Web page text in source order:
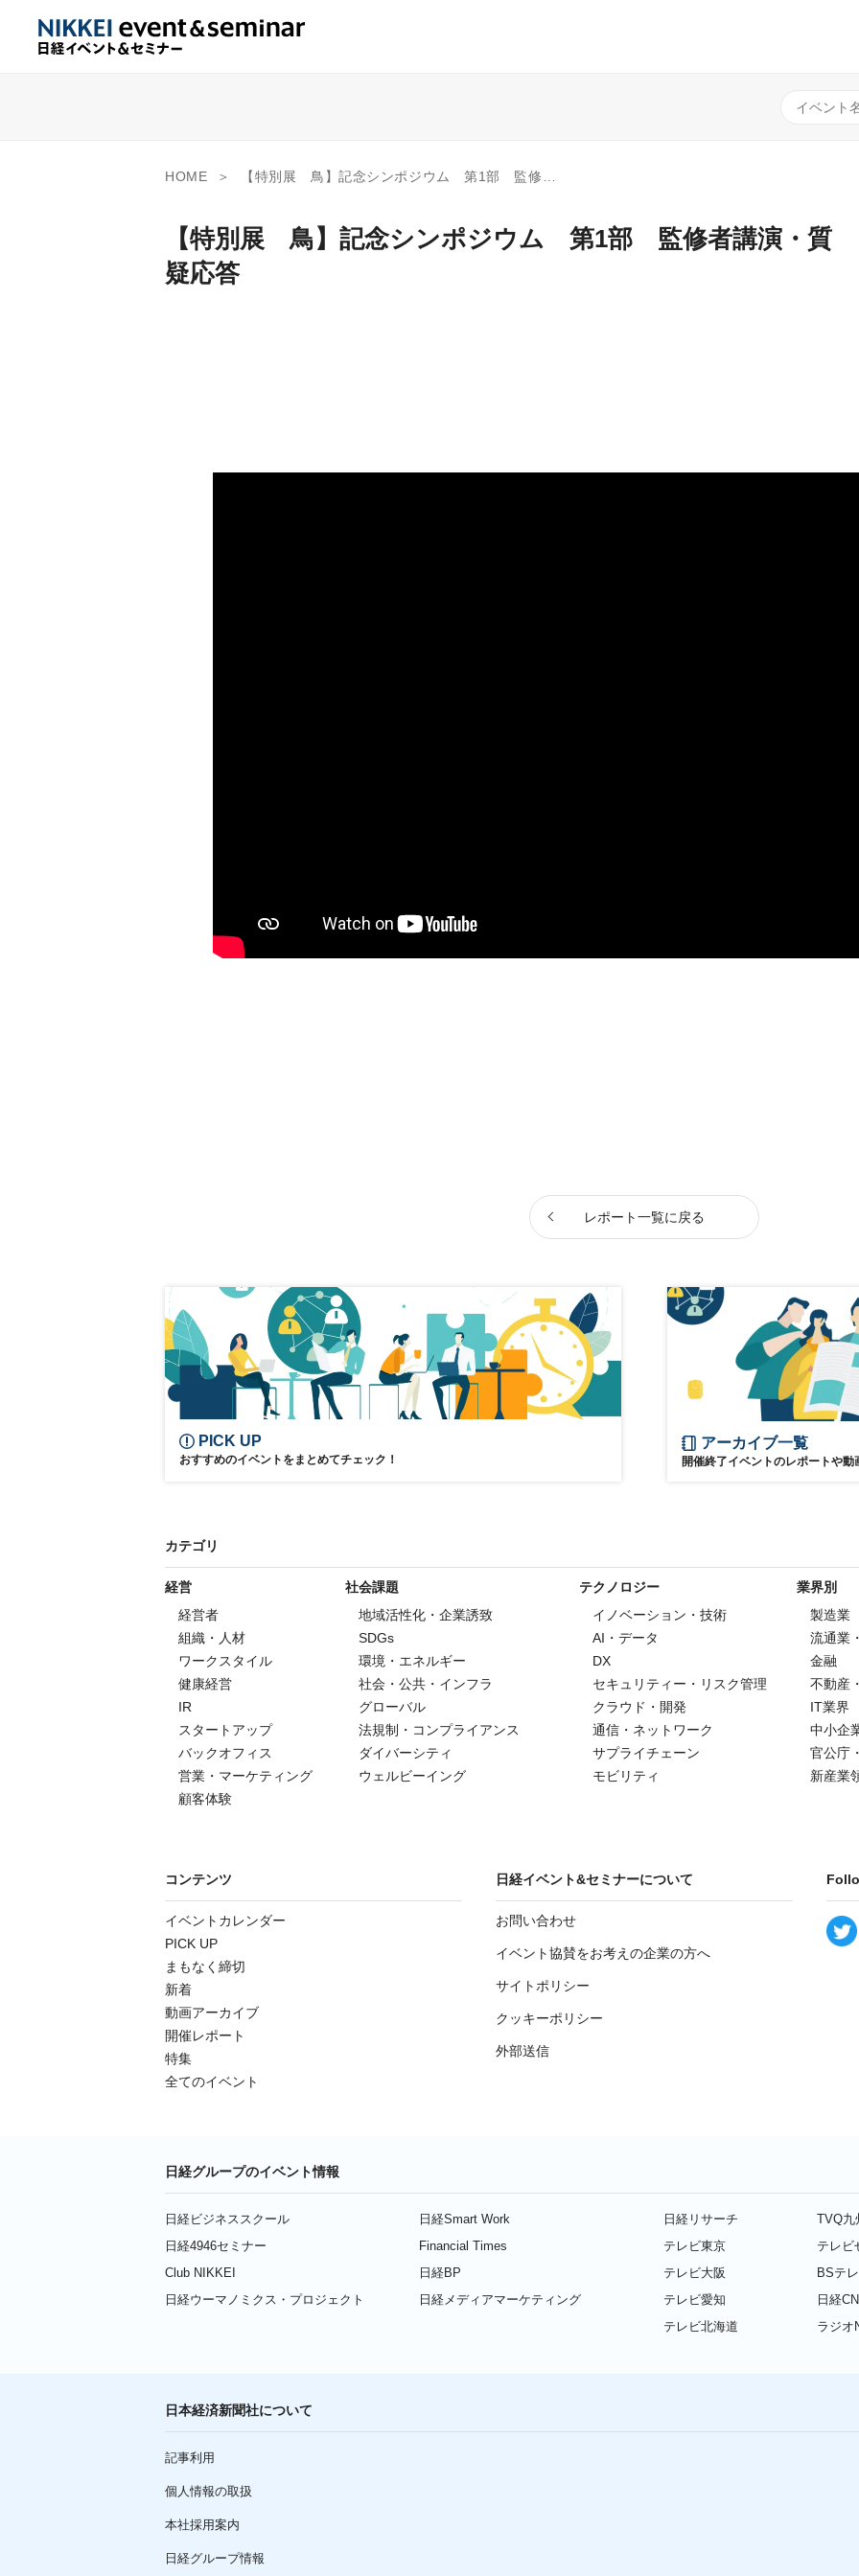
HOME 【特別展 鳥】記念シンポジウム 第1部 監修者講演・質疑応答
【特別展 鳥】記念シンポジウム 第1部 監修者講演・質
疑応答
レポート一覧に戻る
PICK UP
おすすめのイベントをまとめてチェック！
アーカイブ一覧
開催終了イベントのレポートや動
カテゴリ
経営
経営者
組織・人材
ワークスタイル
健康経営
IR
スタートアップ
バックオフィス
営業・マーケティング
顧客体験
社会課題
地域活性化・企業誘致
SDGs
環境・エネルギー
社会・公共・インフラ
グローバル
法規制・コンプライアンス
ダイバーシティ
ウェルビーイング
テクノロジー
イノベーション・技術
AI・データ
DX
セキュリティー・リスク管理
クラウド・開発
通信・ネットワーク
サプライチェーン
モビリティ
業界別
製造業
流通業
金融
不動産
IT業界
中小企
官公庁
新産業
コンテンツ
イベントカレンダー
PICK UP
まもなく締切
新着
動画アーカイブ
開催レポート
特集
全てのイベント
日経イベント&セミナーについて
お問い合わせ
イベント協賛をお考えの企業の方へ
サイトポリシー
クッキーポリシー
外部送信
日経グループのイベント情報
日経ビジネススクール
日経4946セミナー
Club NIKKEI
日経ウーマノミクス・プロジェクト
日経Smart Work
Financial Times
日経BP
日経メディアマーケティング
日経リサーチ
テレビ東京
テレビ大阪
テレビ愛知
テレビ北海道
TVQ九
テレビ
BSテ
日経
ラジオ
日本経済新聞社について
記事利用
個人情報の取扱
本社採用案内
日経グループ情報